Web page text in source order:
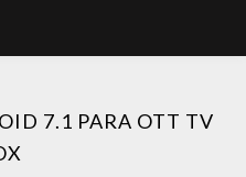
7.1 PARA OTT TV